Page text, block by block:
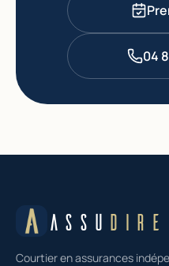
04
ASSU DIRE
Courtier en assurances